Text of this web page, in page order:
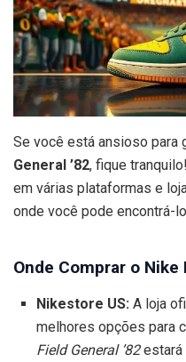
Se você está ansioso para
General ’82, fique
em várias plataformas e
onde você pode encontrá-
Onde Comprar o Nike
Nikestore US:A loja
melhores opções para
Field General ’82estará